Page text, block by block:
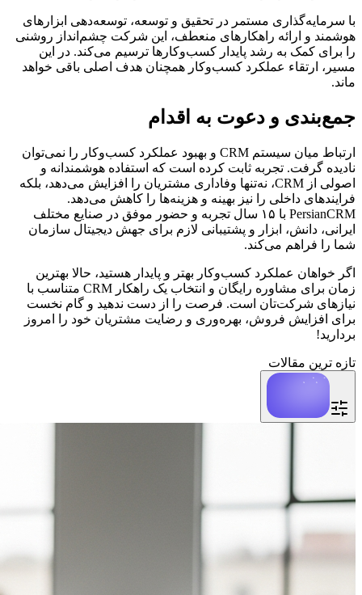
با سرمایه‌گذاری مستمر در تحقیق و توسعه، توسعه‌دهی ابزارهای
هوشمند و ارائه راهکارهای منعطف، این شرکت چشم‌انداز روشنی
را برای کمک به رشد پایدار کسب‌وکارها ترسیم می‌کند. در این
مسیر، ارتقاء عملکرد کسب‌وکار همچنان هدف اصلی باقی خواهد
ماند.
جمع‌بندی و دعوت به اقدام
ارتباط میان سیستم CRM و بهبود عملکرد کسب‌وکار را نمی‌توان
نادیده گرفت. تجربه ثابت کرده است که استفاده هوشمندانه و
اصولی از CRM، نه‌تنها وفاداری مشتریان را افزایش می‌دهد، بلکه
فرایندهای داخلی را نیز بهینه و هزینه‌ها را کاهش می‌دهد.
PersianCRM با ۱۵ سال تجربه و حضور موفق در صنایع مختلف
ایرانی، دانش، ابزار و پشتیبانی لازم برای جهش دیجیتال سازمان
شما را فراهم می‌کند.
اگر خواهان عملکرد کسب‌وکار بهتر و پایدار هستید، حالا بهترین
زمان برای مشاوره رایگان و انتخاب یک راهکار CRM متناسب با
نیازهای شرکت‌تان است. فرصت را از دست ندهید و گام نخست
برای افزایش فروش، بهره‌وری و رضایت مشتریان خود را امروز
بردارید!
تازه ترین مقالات